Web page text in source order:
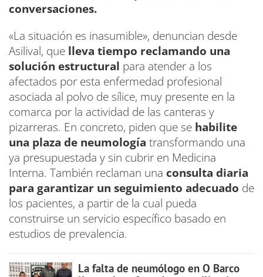
conversaciones.
«La situación es inasumible», denuncian desde
Asilival, que lleva tiempo reclamando una
solución estructural para atender a los
afectados por esta enfermedad profesional
asociada al polvo de sílice, muy presente en la
comarca por la actividad de las canteras y
pizarreras. En concreto, piden que se habilite
una plaza de neumología transformando una
ya presupuestada y sin cubrir en Medicina
Interna. También reclaman una consulta diaria
para garantizar un seguimiento adecuado de
los pacientes, a partir de la cual pueda
construirse un servicio específico basado en
estudios de prevalencia.
La falta de neumólogo en O Barco